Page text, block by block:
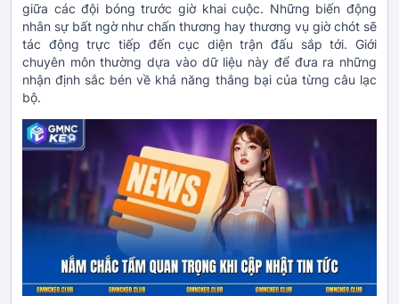
giữa các đội bóng trước giờ khai cuộc. Những biến động
nhân sự bất ngờ như chấn thương hay thương vụ giờ chót sẽ
tác động trực tiếp đến cục diện trận đấu sắp tới. Giới
chuyên môn thường dựa vào dữ liệu này để đưa ra những
nhận định sắc bén về khả năng thắng bại của từng câu lạc
bộ.